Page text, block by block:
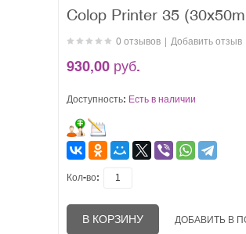
Colop Printer 35
0 отзывов | Добавить отзыв
930,00 руб.
Доступность: Есть в наличии
Кол-во:
В КОРЗИНУ ДОБАВИТЬ В